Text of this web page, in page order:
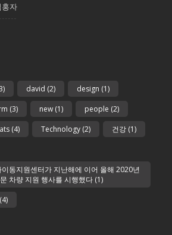
홍자
david (2) design (1)
(3) new (1) people (2)
(4) Technology (2) 건강 (1)
동지원센터가 지난해에 이어 올해 2020년
차량 지원 행사를 시행했다 (1)
(4)